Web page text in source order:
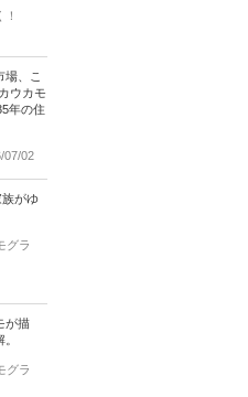
場、こ
ウカモ
年の住
07/02
族がゆ
グラ
が描
グラ